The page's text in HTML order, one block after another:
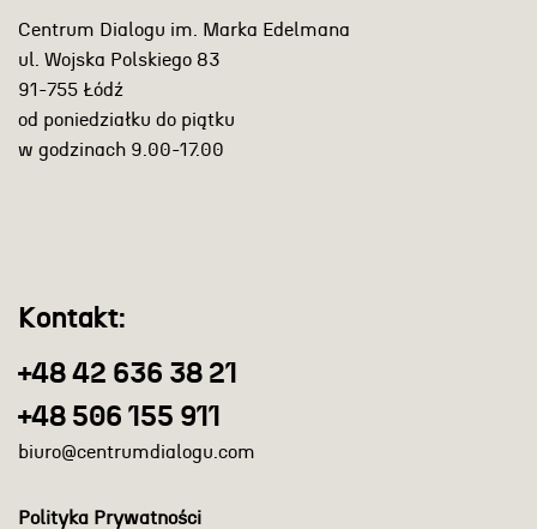
Centrum Dialogu im. Marka Edelmana
ul. Wojska Polskiego 83
91-755 Łódź
od poniedziałku do piątku
w godzinach 9.00-17.00
Kontakt:
+48 42 636 38 21
+48 506 155 911
biuro@centrumdialogu.com
Polityka Prywatności